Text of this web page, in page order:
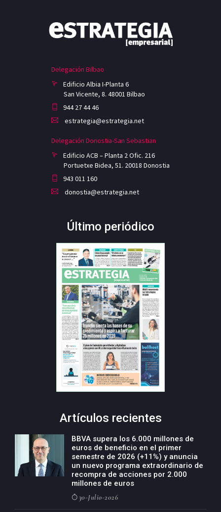
Delegación Bilbao
Edificio Albia I-Planta 6
San Vicente, 8. 48001 Bilbao
944 27 44 46
estrategia@estrategia.net
Delegación Donostia-San Sebastian
Edificio ACB – Planta 2 Ofic. 216
Portuetxe Bidea, 51. 20018 Donostia
943 011 160
donostia@estrategia.net
Último periódico
Artículos recientes
BBVA supera los 6.000 millones de
euros de beneficio en el primer
semestre de 2026 (+11%) y anuncia
un nuevo programa extraordinario de
recompra de acciones por 2.000
millones de euros
30-Julio-2026